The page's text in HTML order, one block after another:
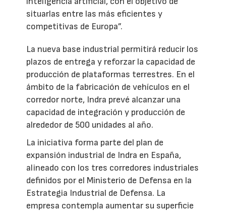
situarlas entre las más eficientes y
competitivas de Europa”.
La nueva base industrial permitirá reducir los
plazos de entrega y reforzar la capacidad de
producción de plataformas terrestres. En el
ámbito de la fabricación de vehículos en el
corredor norte, Indra prevé alcanzar una
capacidad de integración y producción de
alrededor de 500 unidades al año.
La iniciativa forma parte del plan de
expansión industrial de Indra en España,
alineado con los tres corredores industriales
definidos por el Ministerio de Defensa en la
Estrategia Industrial de Defensa. La
empresa contempla aumentar su superficie